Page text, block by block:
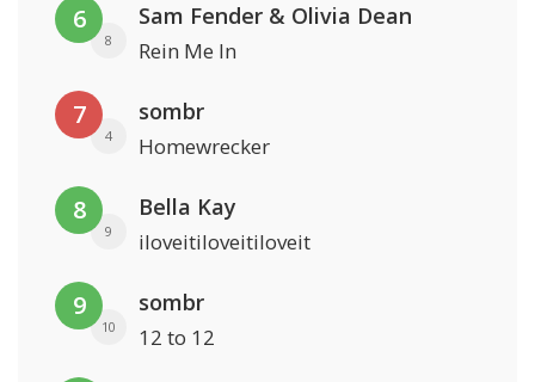
6
8
Sam Fender & Olivia Dean
Rein Me In
7
4
sombr
Homewrecker
8
9
Bella Kay
iloveitiloveitiloveit
9
10
sombr
12 to 12